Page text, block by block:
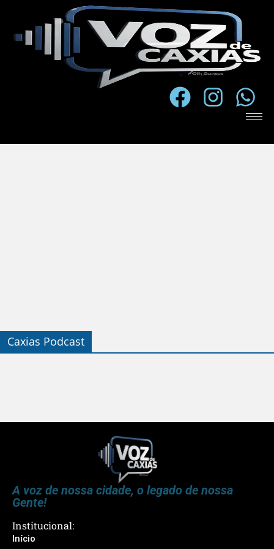
Caxias Podcast
A voz de nossa cidade, o legado de nossa
Gente!
Institucional:
Início